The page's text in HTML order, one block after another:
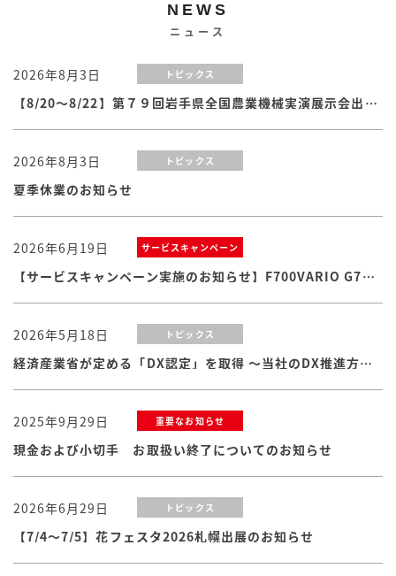
NEWS
ニュース
2026年8月3日 トピックス
【8/20～8/22】第７９回岩手県全国農業機械実演展示会出展のお知らせ
2026年8月3日 トピックス
夏季休業のお知らせ
2026年6月19日 サービスキャンペーン
【サービスキャンペーン実施のお知らせ】F700VARIO G7シリーズ
2026年5月18日 トピックス
経済産業省が定める「DX認定」を取得 ～当社のDX推進方針・体制および取り組みが認められました
2025年9月29日 重要なお知らせ
現金および小切手 お取扱い終了についてのお知らせ
2026年6月29日 トピックス
【7/4～7/5】花フェスタ2026札幌出展のお知らせ